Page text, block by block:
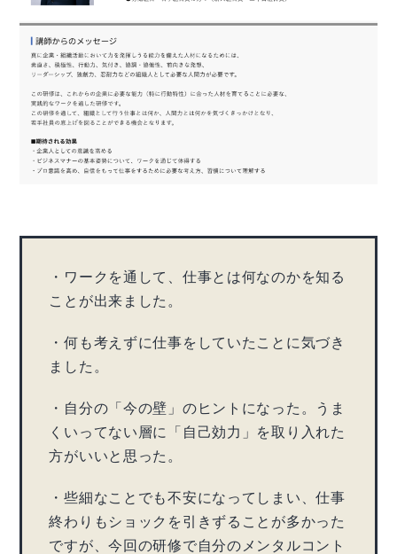
・ワークを通して、仕事とは何なのかを知る
ことが出来ました。
・何も考えずに仕事をしていたことに気づき
ました。
・自分の「今の壁」のヒントになった。うま
くいってない層に「自己効力」を取り入れた
方がいいと思った。
・些細なことでも不安になってしまい、仕事
終わりもショックを引きずることが多かった
ですが、今回の研修で自分のメンタルコント